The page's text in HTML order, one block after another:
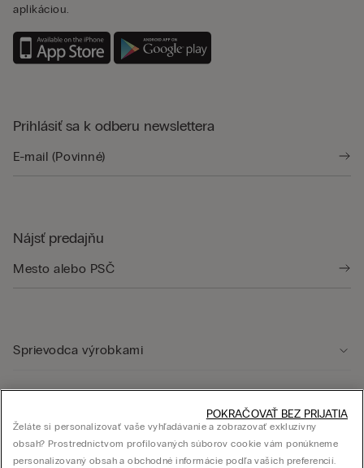
aplikáciou.
Prihlásiť sa k odberu newslettera
Nájsť predajňu
Sprievodca výrobkami
Právna oblasť
Želáte si personalizovať vaše vyhľadávanie a zobrazovať exkluzívny
obsah? Prostredníctvom profilovaných súborov cookie vám ponúkneme
personalizovaný obsah a obchodné informácie podľa vašich preferencií.
POKRAČOVAŤ BEZ PRIJATIA